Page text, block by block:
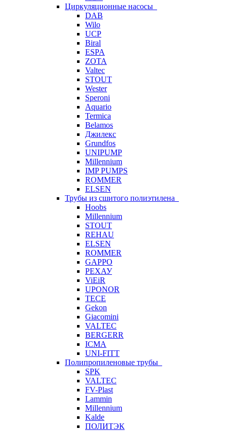
Циркуляционные насосы
DAB
Wilo
UCP
Biral
ESPA
ZOTA
Valtec
STOUT
Wester
Speroni
Aquario
Termica
Belamos
Джилекс
Grundfos
UNIPUMP
Millennium
IMP PUMPS
ROMMER
ELSEN
Трубы из сшитого полиэтилена
Hoobs
Millennium
STOUT
REHAU
ELSEN
ROMMER
GAPPO
РЕХАУ
ViEiR
UPONOR
TECE
Gekon
Giacomini
VALTEC
BERGERR
ICMA
UNI-FITT
Полипропиленовые трубы
SPK
VALTEC
FV-Plast
Lammin
Millennium
Kalde
ПОЛИТЭК